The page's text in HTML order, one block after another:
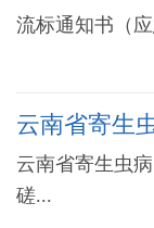
流标通知书（
云南省寄生
云南省寄生虫
磋...